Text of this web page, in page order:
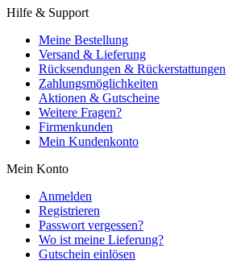
Hilfe & Support
Meine Bestellung
Versand & Lieferung
Rücksendungen & Rückerstattungen
Zahlungsmöglichkeiten
Aktionen & Gutscheine
Weitere Fragen?
Firmenkunden
Mein Kundenkonto
Mein Konto
Anmelden
Registrieren
Passwort vergessen?
Wo ist meine Lieferung?
Gutschein einlösen